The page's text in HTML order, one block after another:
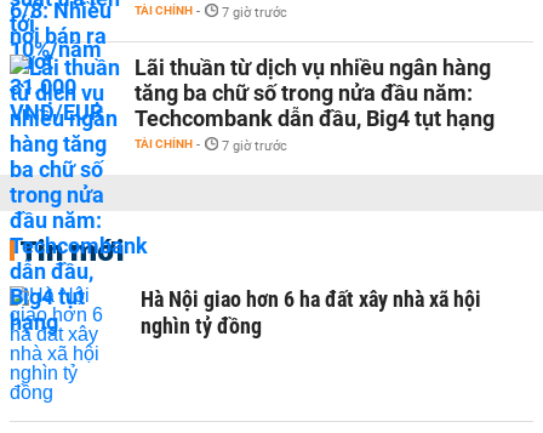
TÀI CHÍNH - 7 giờ trước
Lãi thuần từ dịch vụ nhiều ngân hàng
tăng ba chữ số trong nửa đầu năm:
Techcombank dẫn đầu, Big4 tụt hạng
TÀI CHÍNH - 7 giờ trước
Tin mới
Hà Nội giao hơn 6 ha đất xây nhà xã hội
nghìn tỷ đồng